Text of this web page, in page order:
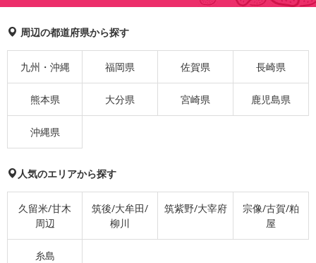
周辺の都道府県から探す
九州・沖縄 福岡県 佐賀県 長崎県
熊本県 大分県 宮崎県 鹿児島県
沖縄県
人気のエリアから探す
久留米/甘木
周辺
筑後/大牟田/
柳川
筑紫野/大宰府
宗像/古賀/粕
屋
糸島